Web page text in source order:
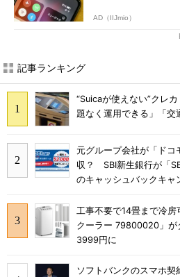
AD（IIJmio）
記事ランキング
“Suicaが使えない”クレ
題なく運用できる」「交
元グループ会社が「ドコ
収？ SBI新生銀行が「
のキャッシュバックキャ
工事不要で14畳まで冷
クーラー 79800020」が
3999円に
ソフトバンクのスマホ